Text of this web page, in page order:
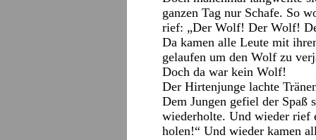
ganzen Tag nur Schafe. So
rief: „Der Wolf! Der Wolf!
Da kamen alle Leute mit
gelaufen um den Wolf zu
Doch da war kein Wolf!
Der Hirtenjunge lachte
Dem Jungen gefiel der Spaß
wiederholte. Und wieder
holen!“ Und wieder kamen